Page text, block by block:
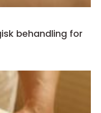
behandling for